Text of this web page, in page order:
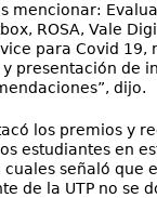
mencionar:
ROSA, Vale
para Covid 19,
presentación de
dijo.
los premios y
estudiantes en
señaló que
de la UTP no se